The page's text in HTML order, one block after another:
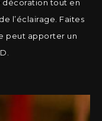
décoration tout en
l’éclairage. Faites
peut apporter un